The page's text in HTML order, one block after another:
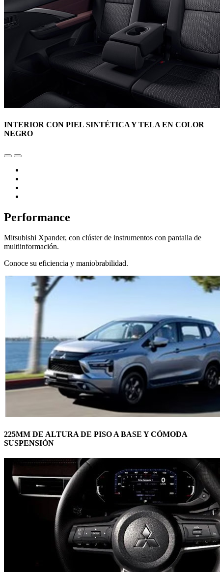
INTERIOR CON PIEL SINTÉTICA Y TELA EN COLOR
NEGRO
Performance
Mitsubishi Xpander, con clúster de instrumentos con pantalla de
multiinformación.
Conoce su eficiencia y maniobrabilidad.
225MM DE ALTURA DE PISO A BASE Y CÓMODA
SUSPENSIÓN